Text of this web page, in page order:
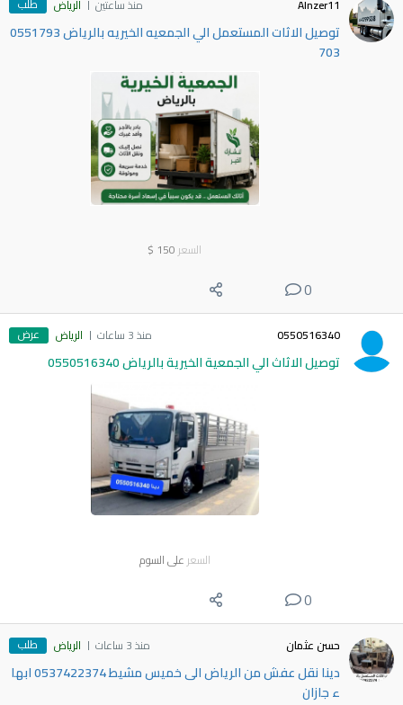
Alnzer11 منذ ساعتين الرياض
توصيل الاثات المستعمل الي الجمعيه الخيريه بالرياض 0551793
703
السعر 150
$
0
0550516340 منذ 3 ساعات الرياض عرض
توصيل الاثاث الي الجمعية الخيرية بالرياض 0550516340
السعر على السوم
0
حسن عثمان منذ 3 ساعات الرياض طلب
دينا نقل عفش من الرياض الى خميس مشيط 0537422374 ابها
ء جازان